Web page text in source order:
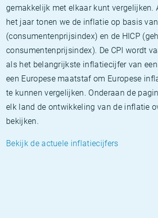
gemakkelijk met elkaar kunt vergelijken.
het jaar tonen we de inflatie op basis van
(consumentenprijsindex) en de HICP
consumentenprijsindex). De CPI wordt
als het belangrijkste inflatiecijfer van een
een Europese maatstaf om Europese
te kunnen vergelijken. Onderaan de
elk land de ontwikkeling van de inflatie
bekijken.
Bekijk de actuele inflatiecijfers